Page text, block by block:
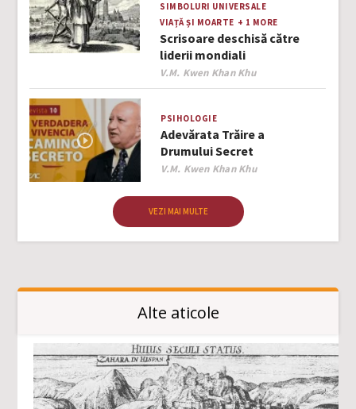
SIMBOLURI UNIVERSALE
VIAȚĂ ȘI MOARTE + 1 MORE
Scrisoare deschisă către
liderii mondiali
Author
V.M. Kwen Khan Khu
PSIHOLOGIE
Adevărata Trăire a
Drumului Secret
Author
V.M. Kwen Khan Khu
VEZI MAI MULTE
Alte aticole